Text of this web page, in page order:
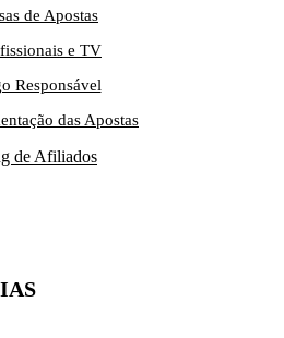
de Apostas
e TV
Responsável
das Apostas
de Afiliados